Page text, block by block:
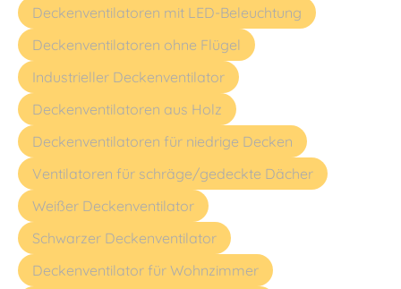
Deckenventilatoren mit LED-Beleuchtung
Deckenventilatoren ohne Flügel
Industrieller Deckenventilator
Deckenventilatoren aus Holz
Deckenventilatoren für niedrige Decken
Ventilatoren für schräge/gedeckte Dächer
Weißer Deckenventilator
Schwarzer Deckenventilator
Deckenventilator für Wohnzimmer